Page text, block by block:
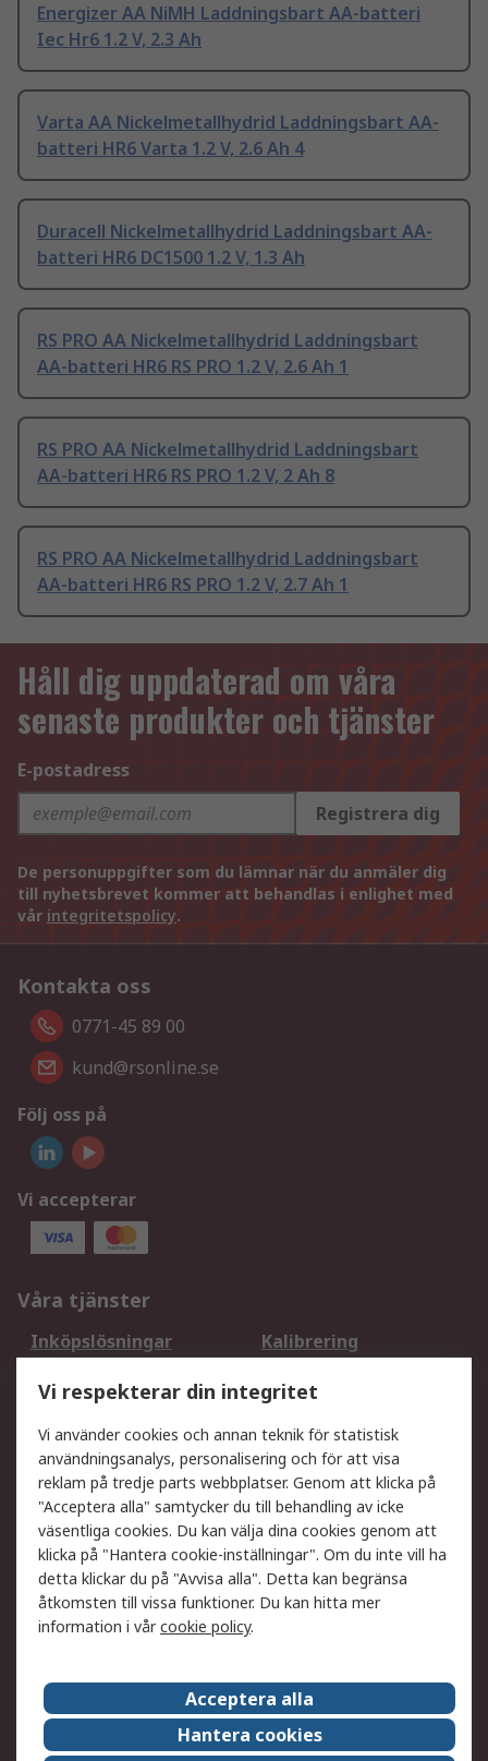
Energizer AA NiMH Laddningsbart AA-batteri
Iec Hr6 1.2 V, 2.3 Ah
Varta AA Nickelmetallhydrid Laddningsbart AA-
batteri HR6 Varta 1.2 V, 2.6 Ah 4
Duracell Nickelmetallhydrid Laddningsbart AA-
batteri HR6 DC1500 1.2 V, 1.3 Ah
RS PRO AA Nickelmetallhydrid Laddningsbart
AA-batteri HR6 RS PRO 1.2 V, 2.6 Ah 1
RS PRO AA Nickelmetallhydrid Laddningsbart
AA-batteri HR6 RS PRO 1.2 V, 2 Ah 8
RS PRO AA Nickelmetallhydrid Laddningsbart
AA-batteri HR6 RS PRO 1.2 V, 2.7 Ah 1
Håll dig uppdaterad om våra
senaste produkter och tjänster
E-postadress
Registrera dig
De personuppgifter som du lämnar när du anmäler dig
till nyhetsbrevet kommer att behandlas i enlighet med
vår integritetspolicy.
Kontakta oss
0771-45 89 00
kund@rsonline.se
Följ oss på
Vi accepterar
Våra tjänster
Inköpslösningar
Kalibrering
DesignSpark
Teknisk Support
Ditt lokala säljteam
Exportlösningar
Support
Få hjälp
Retur av varor
Leverans
Spåra din order
Begär en fakturakopi
Fördelar med RS-konto
Betalningsalternativ
Om RS
Försäljningsvillkor
Det juridiska
Press Centre
Vi respekterar din integritet
Vi använder cookies och annan teknik för statistisk
användningsanalys, personalisering och för att visa
reklam på tredje parts webbplatser. Genom att klicka på
"Acceptera alla" samtycker du till behandling av icke
väsentliga cookies. Du kan välja dina cookies genom att
klicka på "Hantera cookie-inställningar". Om du inte vill ha
detta klickar du på "Avvisa alla". Detta kan begränsa
åtkomsten till vissa funktioner. Du kan hitta mer
information i vårcookie policy.
Acceptera alla
Hantera cookies